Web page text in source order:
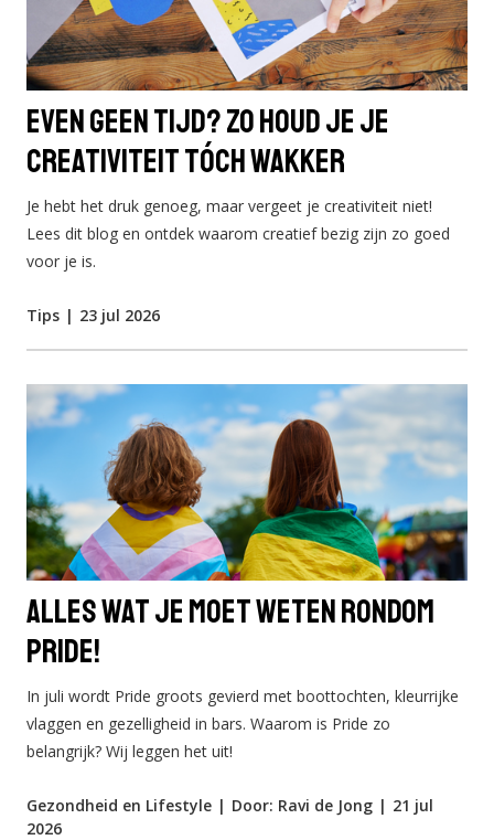
Even geen tijd? Zo houd je je
creativiteit tóch wakker
Je hebt het druk genoeg, maar vergeet je creativiteit niet!
Lees dit blog en ontdek waarom creatief bezig zijn zo goed
voor je is.
Tips | 23 jul 2026
Alles wat je moet weten rondom
pride!
In juli wordt Pride groots gevierd met boottochten, kleurrijke
vlaggen en gezelligheid in bars. Waarom is Pride zo
belangrijk? Wij leggen het uit!
Gezondheid en Lifestyle | Door: Ravi de Jong | 21 jul
2026